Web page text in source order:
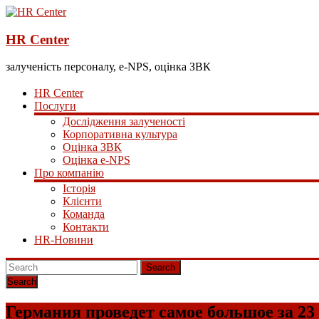
HR Center
залученість персоналу, e-NPS, оцінка ЗВК
HR Center
Послуги
Дослідження залученості
Корпоративна культура
Оцінка ЗВК
Оцінка e-NPS
Про компанію
Історія
Клієнти
Команда
Контакти
HR-Новини
Search
Германия проведет самое большое за